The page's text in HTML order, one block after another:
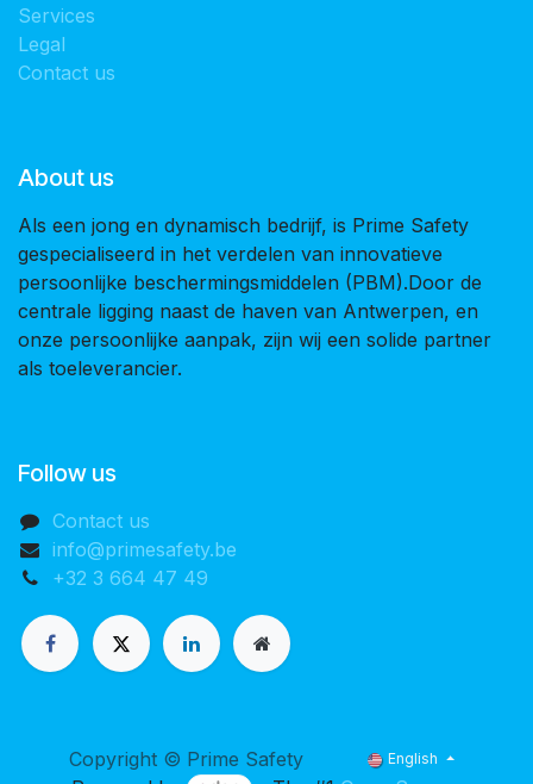
Services
Legal
Contact us
About us
Als een jong en dynamisch bedrijf, is Prime Safety
gespecialiseerd in het verdelen van innovatieve
persoonlijke beschermingsmiddelen (PBM).Door de
centrale ligging naast de haven van Antwerpen, en
onze persoonlijke aanpak, zijn wij een solide partner
als toeleverancier.
Follow us
Contact us
info@primesafety.be
+32 3 664 47 49
Copyright © Prime Safety English